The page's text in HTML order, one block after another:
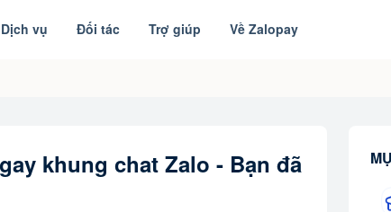
Dịch vụ Đối tác Trợ giúp Về Zalopay
khung chat Zalo - Bạn đã